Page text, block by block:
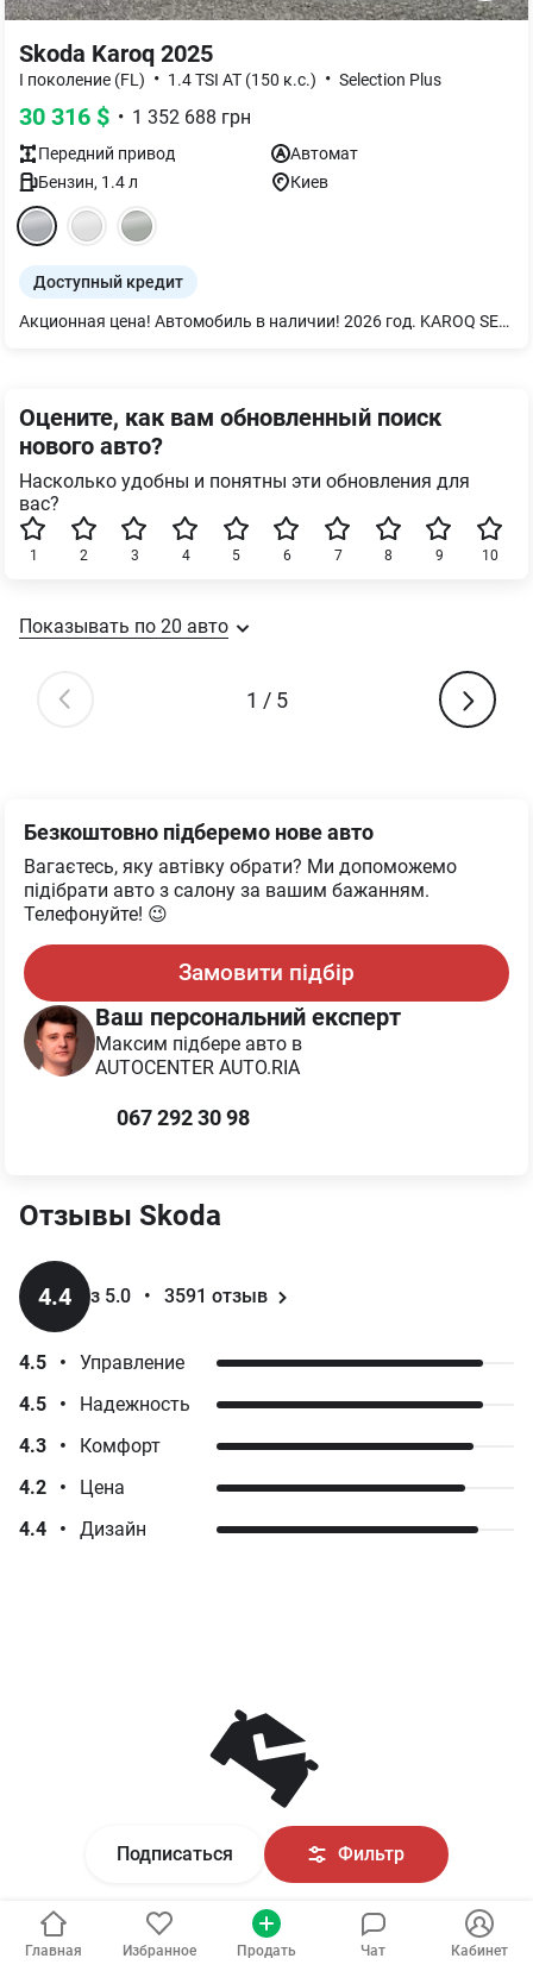
Подписаться Фильтр
Skoda Karoq 2025
I поколение (FL) • 1.4 TSI AT (150 к.с.) • Selection Plus
30 316 $ • 1 352 688 грн
Передний привод
Автомат
Бензин, 1.4л Киев
Доступный кредит
Акционная цена! Автомобиль в наличии! 2026 год. KAROQ SELECTION 1,4 TSI/110 kW 8AQ - Удаленный доступ 3 года - Сиденье переднего пассажира складывается в ровный пол - LED головной свет - LED задние комбинированные фонари с анимированными индикаторами - Цифровая панель приборов с расширенными функциями - Пакет "Плохие дороги" (Защита картера двигателя и защита днища кузова от камней) - Беспроводной Carplay / Android Auto - PARK DISTANCE CONTROL - датчики парковки спереди и сзади - Бесконтактное открытие/закрытие багажника ногой — «AUTO LIGHT ASSIST» — автоматическое управление дальним светом с датчиком света - Центральный замок Kessy Go без SafeLock - Камера заднего вида "REAR VIEW" - Обивка сиденья из ткани - Легкосплавные диски 17 дюймов - Передние сиденья с подогревом - Задние сиденья с подогревом - Обогрев лобового стекла - Подогрев руля - Дополнительная тонировка окон SUNSET Комплектация SELECTION PLUS. Автомобиль доступен на тест-драйв! Ждем Вас на осмотр и ароматный кофе! Возможна покупка в кредит или лизинг, обмен по программе Trade-in.
Оцените, как вам обновленный поиск
нового авто?
Насколько удобны и понятны эти обновления для
вас?
10
9
8
7
6
5
4
3
2
1
Показывать по 20 авто
1 / 5
Безкоштовно підберемо нове авто
Вагаєтесь, яку автівку обрати? Ми допоможемо
підібрати авто з салону за вашим бажанням.
Телефонуйте! 😉
Замовити підбір
Ваш персональний експерт
Максим підбере авто в
AUTOCENTER AUTO.RIA
067 292 30 98
Отзывы Skoda
4.4 з 5.0 • 3591 отзыв
4.5 •
Управление
4.5
•
Надежность
4.3
•
Комфорт
4.2
•
Цена
4.4
• Дизайн
Главная Избранное Продать Чат Кабинет